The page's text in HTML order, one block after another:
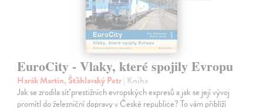
EuroCity - Vlaky, které spojily Evropu
Harák Martin, Šťáhlavský Petr| Kniha
Jak se zrodila síť prestižních evropských expresů a jak se její vývoj
promítl do železniční dopravy v České republice? To vám přiblíží